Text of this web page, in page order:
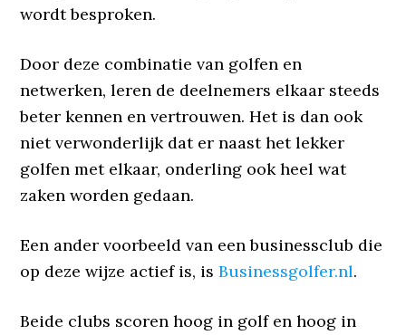
wordt besproken.
Door deze combinatie van golfen en
netwerken, leren de deelnemers elkaar steeds
beter kennen en vertrouwen. Het is dan ook
niet verwonderlijk dat er naast het lekker
golfen met elkaar, onderling ook heel wat
zaken worden gedaan.
Een ander voorbeeld van een businessclub die
op deze wijze actief is, isBusinessgolfer.nl.
Beide clubs scoren hoog in golf en hoog in